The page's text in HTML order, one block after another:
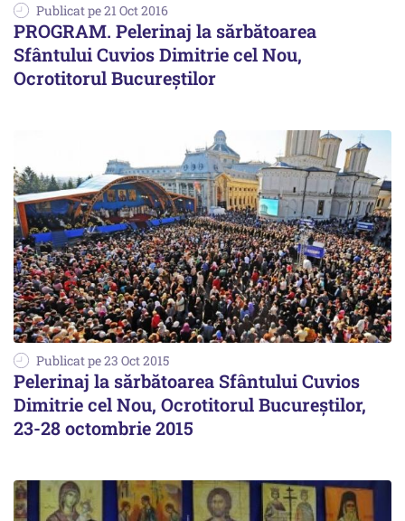
Publicat pe 21 Oct 2016
PROGRAM. Pelerinaj la sărbătoarea
Sfântului Cuvios Dimitrie cel Nou,
Ocrotitorul Bucureştilor
Publicat pe 23 Oct 2015
Pelerinaj la sărbătoarea Sfântului Cuvios
Dimitrie cel Nou, Ocrotitorul Bucureştilor,
23-28 octombrie 2015